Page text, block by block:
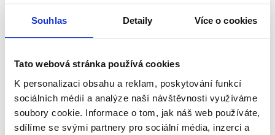
Souhlas Detaily Více o cookies
Tato webová stránka používá cookies
K personalizaci obsahu a reklam, poskytování funkcí
sociálních médií a analýze naší návštěvnosti využíváme
soubory cookie. Informace o tom, jak náš web používáte,
sdílíme se svými partnery pro sociální média, inzerci a
Zum Vergleich hinzufügen
Herunterladen